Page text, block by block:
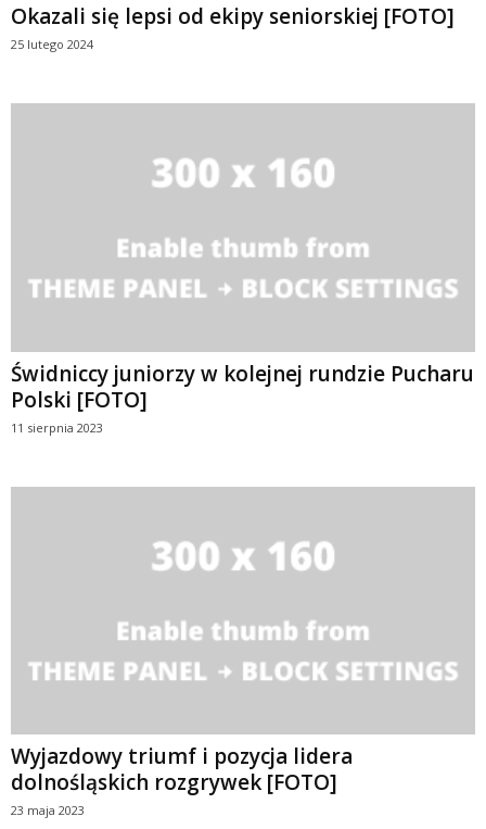
Okazali się lepsi od ekipy seniorskiej [FOTO]
25 lutego 2024
Świdniccy juniorzy w kolejnej rundzie Pucharu
Polski [FOTO]
11 sierpnia 2023
Wyjazdowy triumf i pozycja lidera
dolnośląskich rozgrywek [FOTO]
23 maja 2023